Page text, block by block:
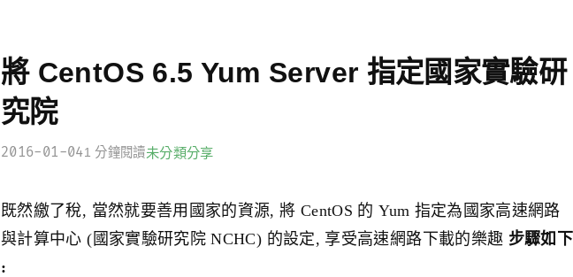
將 CentOS 6.5 Yum Server 指定國家實驗研
究院
2016-01-041 分鐘閱讀未分類分享
既然繳了稅, 當然就要善用國家的資源, 將 CentOS 的 Yum 指定為國家高速網路
與計算中心 (國家實驗研究院 NCHC) 的設定, 享受高速網路下載的樂趣 步驟如下
: